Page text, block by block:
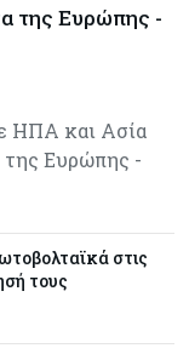
Λονδίνο:
οι κρατικές
07-08-2026
της Ευρώπης -
ΗΠΑ και Ασία
της Ευρώπης -
στις
τους